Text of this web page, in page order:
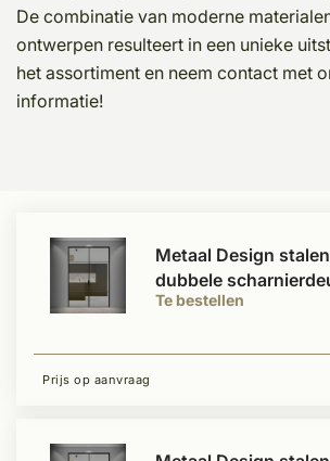
De combinatie van moderne
ontwerpen resulteert in een unieke
het assortiment en neem contact met
informatie!
Te bestellen
Metaal Design
dubbele
Prijs op aanvraag